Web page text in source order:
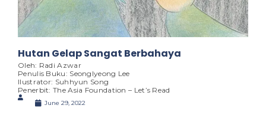
Hutan Gelap Sangat Berbahaya
Oleh: Radi Azwar
Penulis Buku: Seonglyeong Lee
Ilustrator: Suhhyun Song
Penerbit: The Asia Foundation – Let’s Read
June 29, 2022